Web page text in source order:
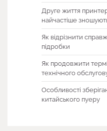
Друге життя
найчастіше
Як відрізнити
підробки
Як продовжити
технічного
Особливості
китайського пуеру